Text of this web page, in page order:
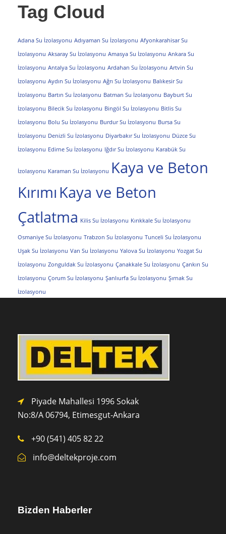
Tag Cloud
Adana Su İzolasyonu Adıyaman Su İzolasyonu Afyonkarahisar Su
İzolasyonu Aksaray Su İzolasyonu Amasya Su İzolasyonu Ankara Su
İzolasyonu Antalya Su İzolasyonu Ardahan Su İzolasyonu Artvin Su
İzolasyonu Aydın Su İzolasyonu Ağrı Su İzolasyonu Balıkesir Su
İzolasyonu Bartın Su İzolasyonu Batman Su İzolasyonu Bayburt Su
İzolasyonu Bilecik Su İzolasyonu Bingöl Su İzolasyonu Bitlis Su
İzolasyonu Bolu Su İzolasyonu Burdur Su İzolasyonu Bursa Su
İzolasyonu Denizli Su İzolasyonu Diyarbakır Su İzolasyonu Düzce Su
İzolasyonu Edirne Su İzolasyonu Iğdır Su İzolasyonu Karabük Su
İzolasyonu Karaman Su İzolasyonu Kaya ve Beton
Kırımı Kaya ve Beton
Çatlatma Kilis Su İzolasyonu Kırıkkale Su İzolasyonu
Osmaniye Su İzolasyonu Trabzon Su İzolasyonu Tunceli Su İzolasyonu
Uşak Su İzolasyonu Van Su İzolasyonu Yalova Su İzolasyonu Yozgat Su
İzolasyonu Zonguldak Su İzolasyonu Çanakkale Su İzolasyonu Çankırı Su
İzolasyonu Çorum Su İzolasyonu Şanlıurfa Su İzolasyonu Şırnak Su
İzolasyonu
Piyade Mahallesi 1996 Sokak
No:8/A 06794, Etimesgut-Ankara
+90 (541) 405 82 22
info@deltekproje.com
Bizden Haberler